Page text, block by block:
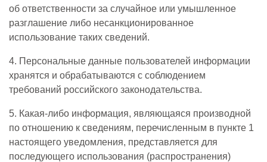
об ответственности за случайное или умышленное
разглашение либо несанкционированное
использование таких сведений.
4. Персональные данные пользователей информации
хранятся и обрабатываются с соблюдением
требований российского законодательства.
5. Какая-либо информация, являющаяся производной
по отношению к сведениям, перечисленным в пункте 1
настоящего уведомления, представляется для
последующего использования (распространения)